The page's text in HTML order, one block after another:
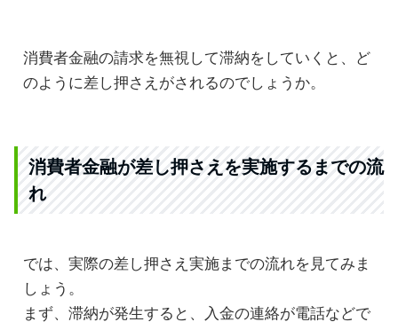
消費者金融の請求を無視して滞納をしていくと、ど
のように差し押さえがされるのでしょうか。
消費者金融が差し押さえを実施するまでの流
れ
では、実際の差し押さえ実施までの流れを見てみま
しょう。
まず、滞納が発生すると、入金の連絡が電話などで